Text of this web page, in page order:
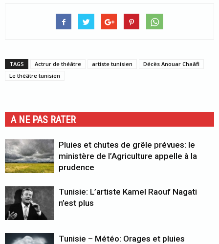
TAGS Actrur de théâtre artiste tunisien
Décès Anouar Chaâfi
Le théâtre tunisien
A NE PAS RATER
Pluies et chutes de grêle prévues: le
ministère de l’Agriculture appelle à la
prudence
Tunisie: L’artiste Kamel Raouf Nagati
n’est plus
Tunisie – Météo: Orages et pluies